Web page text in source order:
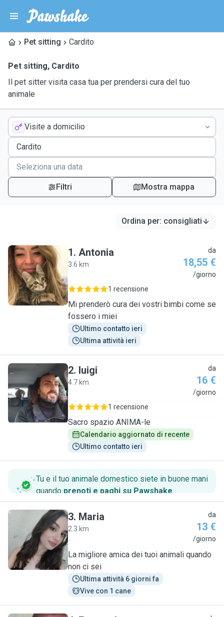
Pet sitting Cardito
Pet sitting, Cardito
Il pet sitter visita casa tua per prendersi cura del tuo
animale
Visite a domicilio
Filtri Mostra mappa
Ordina per: consigliati
A
1. Antonia
3.6 km
da
18,55 €
/giorno
1 recensione
Mi prenderò cura dei vostri bimbi come se
fossero i miei
Ultimo contatto ieri
Ultima attività ieri
L
2. luigi
4.7 km
da
16 €
/giorno
1 recensione
Sacro spazio ANIMA-le
Calendario aggiornato di recente
Ultimo contatto ieri
Tu e il tuo animale domestico siete in buone mani
quando prenoti e paghi su Pawshake.
M
3. Maria
2.3 km
da
13 €
/giorno
La migliore amica dei tuoi animali quando
non ci sei
Ultima attività 6 giorni fa
Vive con 1 cane